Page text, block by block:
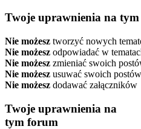
Twoje uprawnienia na
Nie możesz tworzyć nowych
Nie możesz odpowiadać w
Nie możesz zmieniać swoich
Nie możesz usuwać swoich postów
Nie możesz dodawać załączników
Twoje uprawnienia na
tym forum